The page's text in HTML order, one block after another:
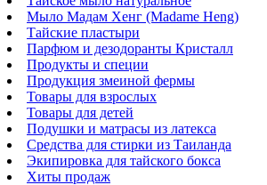
Мыло Мадам Хенг (Madame Heng)
Тайские пластыри
Парфюм и дезодоранты Кристалл
Продукты и специи
Продукция змеиной фермы
Товары для взрослых
Товары для детей
Подушки и матрасы из латекса
Средства для стирки из Таиланда
Экипировка для тайского бокса
Хиты продаж